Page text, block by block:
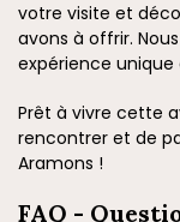
votre visite et
avons à offrir.
expérience
Prêt à vivre cette
rencontrer et de
Aramons !
FAQ -